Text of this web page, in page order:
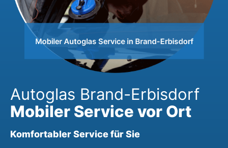
Autoglas Brand-Erbisdorf
Mobiler Service vor Ort
Komfortabler Service für Sie